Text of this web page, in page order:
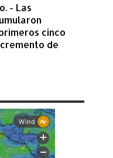
- Las
cinco
de